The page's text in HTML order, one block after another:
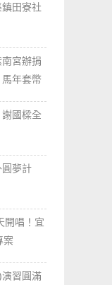
田寮社
宮辦捐
年套幣
國樑全
圓夢計
開唱！宜
案
習圓滿